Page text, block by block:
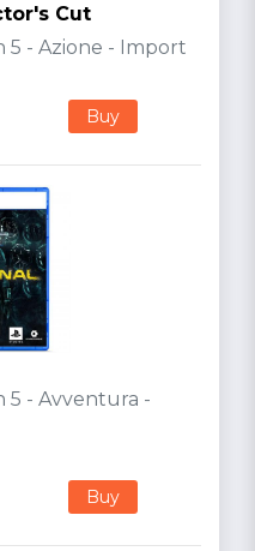
Cut
5 - Azione - Import
Buy
5 - Avventura -
Buy